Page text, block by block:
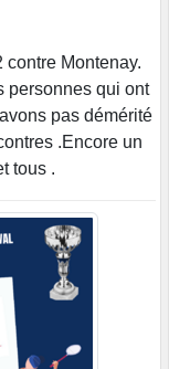
contre Montenay.
personnes qui ont
pas démérité
.Encore un
tous .